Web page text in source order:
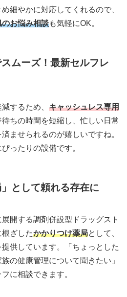
細やかに対応してくれるので、
お悩み相談も気軽にOK。
ムーズ！最新セルフレ
するため、 キャッシュレス専用
待ちの時間を短縮し、忙しい日常
ませられるのが嬉しいですね。
ったりの設備です。
」として頼れる存在に
開する調剤併設型ドラッグスト
ざしたかかりつけ薬局として、
供しています。「ちょっとした
の健康管理について聞きたい」
に相談できます。